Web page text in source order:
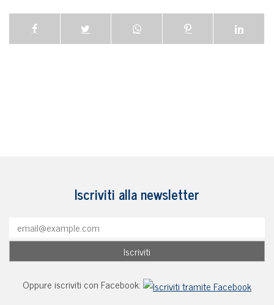
Iscriviti alla newsletter
Oppure iscriviti con Facebook: